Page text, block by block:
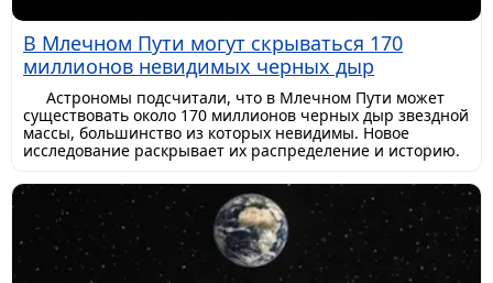
В Млечном Пути могут скрываться 170
миллионов невидимых черных дыр
Астрономы подсчитали, что в Млечном Пути может
существовать около 170 миллионов черных дыр звездной
массы, большинство из которых невидимы. Новое
исследование раскрывает их распределение и историю.